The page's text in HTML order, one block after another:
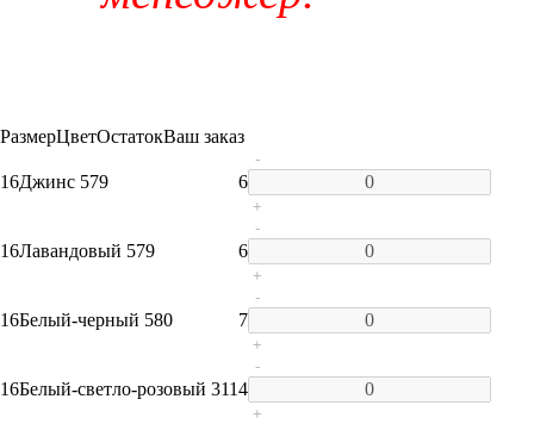
РазмерЦветОстатокВаш заказ
16Джинс 579 6
-
+
16Лавандовый 579 6
-
+
16Белый-черный 580 7
-
+
16Белый-светло-розовый 3114
-
+